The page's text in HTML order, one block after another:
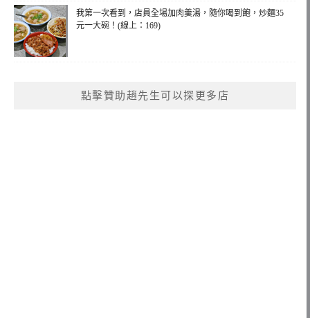
我第一次看到，店員全場加肉羹湯，隨你喝到飽，炒麵35
元一大碗！(線上：169)
點擊贊助趙先生可以探更多店